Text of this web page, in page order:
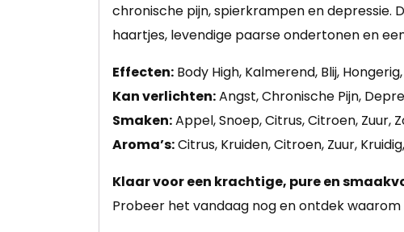
chronische pijn, spierkrampen en
haartjes, levendige paarse ondertonen en
Effecten: Body High, Kalmerend, Blij,
Kan verlichten:Angst, Chronische Pijn,
Smaken:Appel, Snoep, Citrus, Citroen, Zuur,
Aroma’s:Citrus, Kruiden, Citroen, Zuur,
Klaar voor een krachtige, pure en
Probeer het vandaag nog en ontdek